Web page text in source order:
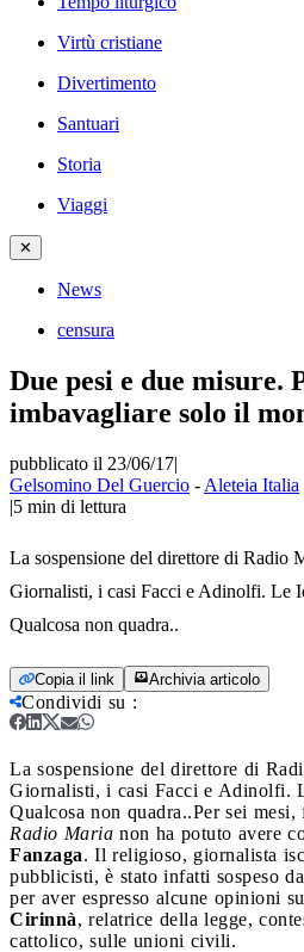
Virtù cristiane
Divertimento
Santuari
Storia
Viaggi
✕
News
censura
Due pesi e due misure.
imbavagliare solo il
pubblicato il 23/06/17|
Gelsomino Del Guercio - Aleteia Italia
|5 min di lettura
La sospensione del direttore di Radio
Giornalisti, i casi Facci e Adinolfi. Le
Qualcosa non quadra..
Copia il link Archivia articolo
Condividi su :
La sospensione del direttore di
Giornalisti, i casi Facci e Adinolfi.
Qualcosa non quadra..Per sei mesi,
Radio Maria non ha potuto avere
Fanzaga. Il religioso, giornalista
pubblicisti, è stato infatti sospeso
per aver espresso alcune opinioni
Cirinnà, relatrice della legge,
cattolico, sulle unioni civili.